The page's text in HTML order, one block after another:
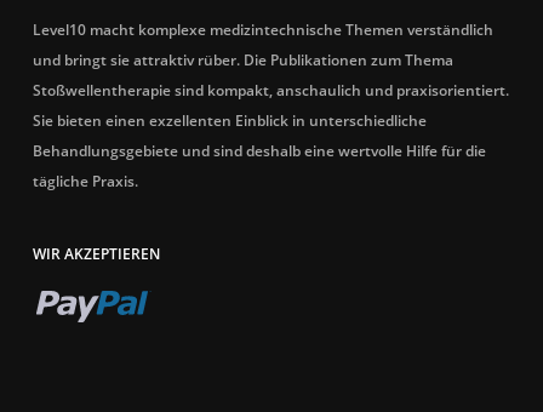
Level10 macht komplexe medizintechnische Themen verständlich
und bringt sie attraktiv rüber. Die Publikationen zum Thema
Stoßwellentherapie sind kompakt, anschaulich und praxisorientiert.
Sie bieten einen exzellenten Einblick in unterschiedliche
Behandlungsgebiete und sind deshalb eine wertvolle Hilfe für die
tägliche Praxis.
WIR AKZEPTIEREN